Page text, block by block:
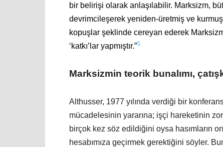
bir belirişi olarak anlaşılabilir. Marksizm,
devrimcileşerek yeniden-üretmiş ve
kopuşlar şeklinde cereyan ederek
‘katkı’lar yapmıştır.”5
Marksizmin teorik bunalımı,
Althusser, 1977 yılında verdiği bir
mücadelesinin yararına; işçi hareketinin
birçok kez söz edildiğini oysa hasımların
hesabımıza geçirmek gerektiğini söyler.